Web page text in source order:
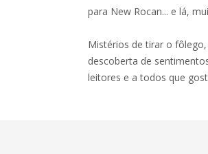
para New Rocan... e lá,
Mistérios de tirar o
descoberta de
leitores e a todos que